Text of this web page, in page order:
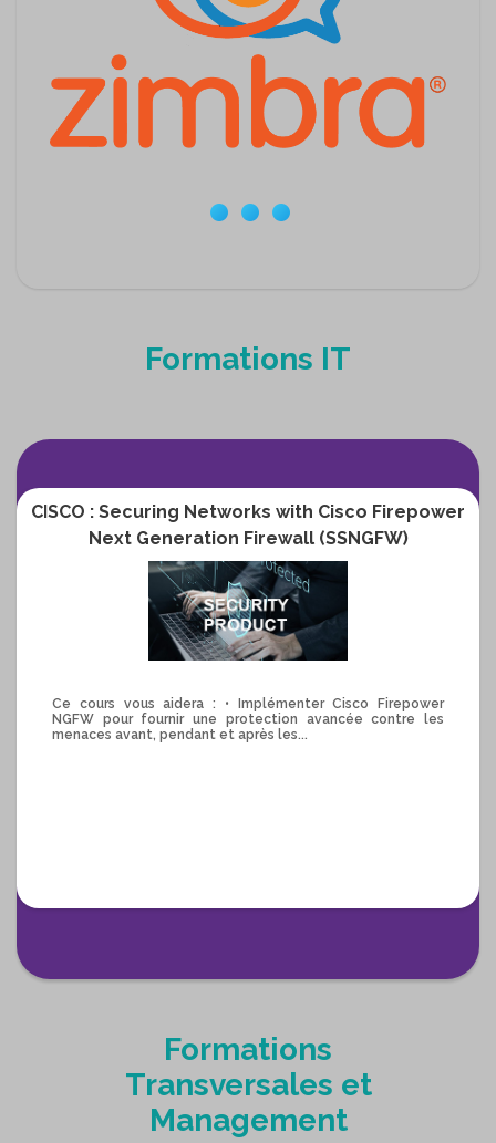
Formations IT
CISCO : Securing Networks with Cisco Firepower
Next Generation Firewall (SSNGFW)
Ce cours vous aidera : • Implémenter Cisco Firepower
NGFW pour fournir une protection avancée contre les
menaces avant, pendant et après les...
Formations
Transversales et
Management